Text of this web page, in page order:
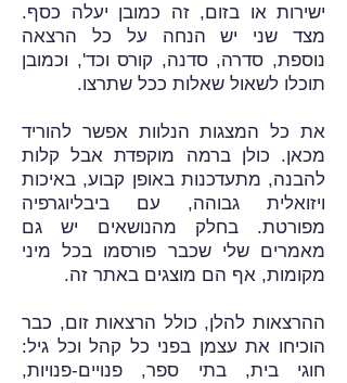
ישירות או בזום, זה כמובן יעלה כסף.
מצד שני יש הנחה על כל הרצאה
נוספת, סדרה, סדנה, קורס וכד', וכמובן
תוכלו לשאול שאלות ככל שתרצו.
את כל המצגות הנלוות אפשר להוריד
מכאן. כולן ברמה מוקפדת אבל קלות
להבנה, מתעדכנות באופן קבוע, באיכות
ויזואלית גבוהה, עם ביבליוגרפיה
מפורטת. בחלק מהנושאים יש גם
מאמרים שלי שכבר פורסמו בכל מיני
מקומות, אף הם מוצגים באתר זה.
ההרצאות להלן, כולל הרצאות זום, כבר
הוכיחו את עצמן בפני כל קהל וכל גיל:
חוגי בית, בתי ספר, פנויים-פנויות,